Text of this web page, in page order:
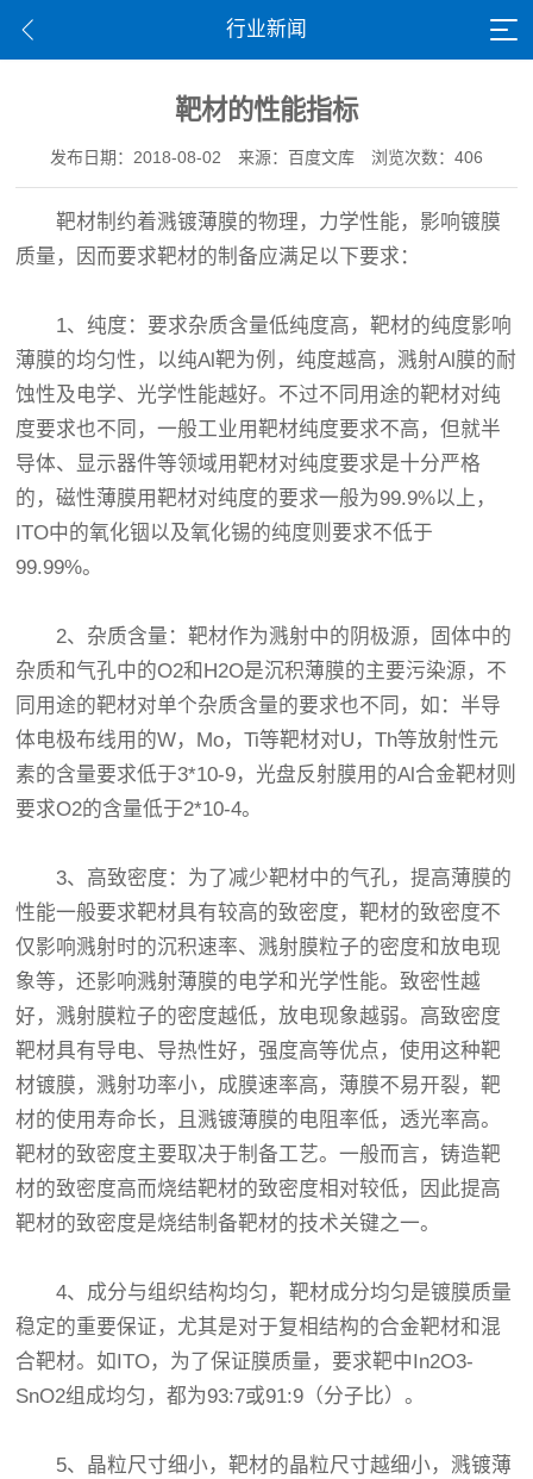
行业新闻
靶材的性能指标
发布日期：2018-08-02 来源：百度文库 浏览次数：406
靶材制约着溅镀薄膜的物理，力学性能，影响镀膜
质量，因而要求靶材的制备应满足以下要求：
1、纯度：要求杂质含量低纯度高，靶材的纯度影响
薄膜的均匀性，以纯Al靶为例，纯度越高，溅射Al膜的耐
蚀性及电学、光学性能越好。不过不同用途的靶材对纯
度要求也不同，一般工业用靶材纯度要求不高，但就半
导体、显示器件等领域用靶材对纯度要求是十分严格
的，磁性薄膜用靶材对纯度的要求一般为99.9%以上，
ITO中的氧化铟以及氧化锡的纯度则要求不低于
99.99%。
2、杂质含量：靶材作为溅射中的阴极源，固体中的
杂质和气孔中的O2和H2O是沉积薄膜的主要污染源，不
同用途的靶材对单个杂质含量的要求也不同，如：半导
体电极布线用的W，Mo，Ti等靶材对U，Th等放射性元
素的含量要求低于3*10-9，光盘反射膜用的Al合金靶材则
要求O2的含量低于2*10-4。
3、高致密度：为了减少靶材中的气孔，提高薄膜的
性能一般要求靶材具有较高的致密度，靶材的致密度不
仅影响溅射时的沉积速率、溅射膜粒子的密度和放电现
象等，还影响溅射薄膜的电学和光学性能。致密性越
好，溅射膜粒子的密度越低，放电现象越弱。高致密度
靶材具有导电、导热性好，强度高等优点，使用这种靶
材镀膜，溅射功率小，成膜速率高，薄膜不易开裂，靶
材的使用寿命长，且溅镀薄膜的电阻率低，透光率高。
靶材的致密度主要取决于制备工艺。一般而言，铸造靶
材的致密度高而烧结靶材的致密度相对较低，因此提高
靶材的致密度是烧结制备靶材的技术关键之一。
4、成分与组织结构均匀，靶材成分均匀是镀膜质量
稳定的重要保证，尤其是对于复相结构的合金靶材和混
合靶材。如ITO，为了保证膜质量，要求靶中In2O3-
SnO2组成均匀，都为93:7或91:9（分子比）。
5、晶粒尺寸细小，靶材的晶粒尺寸越细小，溅镀薄